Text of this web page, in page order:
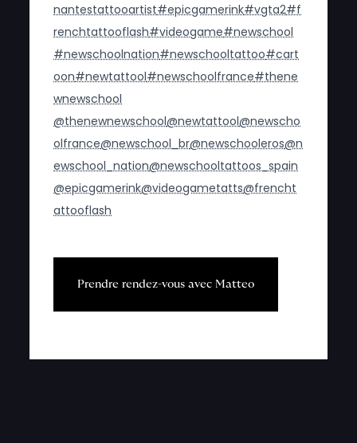
nantestattooartist#epicgamerink#vgta2#f
renchtattooflash#videogame#newschool
#newschoolnation#newschooltattoo#cart
oon#newtattool#newschoolfrance#thene
wnewschool
@thenewnewschool@newtattool@newscho
olfrance@newschool_br@newschooleros@n
ewschool_nation@newschooltattoos_spain
@epicgamerink@videogametatts@frencht
attooflash
Prendre rendez-vous avec Matteo